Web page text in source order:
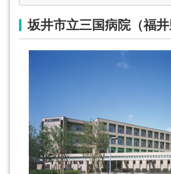
坂井市立三国病院（福井